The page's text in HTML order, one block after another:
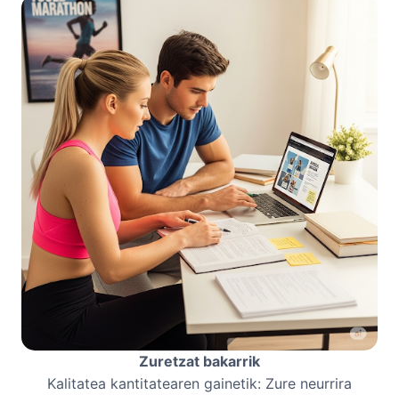
Zuretzat bakarrik
Kalitatea kantitatearen gainetik: Zure neurrira